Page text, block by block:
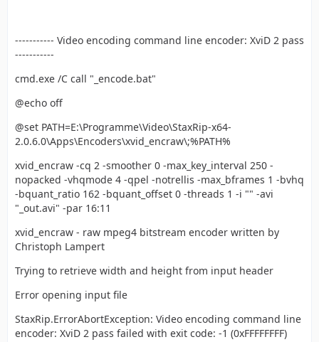
----------- Video encoding command line encoder: XviD 2 pass
-----------
cmd.exe /C call "_encode.bat"
@echo off
@set PATH=E:\Programme\Video\StaxRip-x64-
2.0.6.0\Apps\Encoders\xvid_encraw\;%PATH%
xvid_encraw -cq 2 -smoother 0 -max_key_interval 250 -
nopacked -vhqmode 4 -qpel -notrellis -max_bframes 1 -bvhq
-bquant_ratio 162 -bquant_offset 0 -threads 1 -i "" -avi
"_out.avi" -par 16:11
xvid_encraw - raw mpeg4 bitstream encoder written by
Christoph Lampert
Trying to retrieve width and height from input header
Error opening input file
StaxRip.ErrorAbortException: Video encoding command line
encoder: XviD 2 pass failed with exit code: -1 (0xFFFFFFFF)